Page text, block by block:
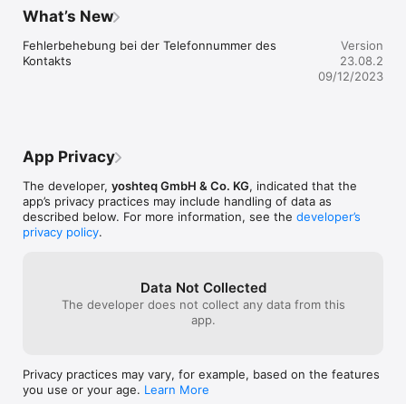
Zeit da das Erfassen der Leistungen im nachhinein entfällt. Sie
können sich auch direkt aus der App zum nächsten Besuch
navigieren lassen.
miya - Beratung:
Vergessen Sie nie mehr ein Telefonat oder eine SMS als
Beratung zu verbuchen. Mit der miya App können Sie das in
Managementsystem erfasst.
What’s New
Fehlerbehebung bei der Telefonnummer des
Kontakts
Version
23.08.2
09/12/2023
App Privacy
The developer, yoshteq GmbH & Co. KG, indicated that the
app’s privacy practices may include handling of data as
described below. For more information, see the developer’s
privacy policy.
Data Not Collected
The developer does not collect any data from this
app.
Privacy practices may vary, for example, based on the features
you use or your age. Learn More